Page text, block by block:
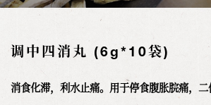
调中四消丸 (6g*10袋)
消食化滞，利水止痛。用于停食腹胀脘痛，二